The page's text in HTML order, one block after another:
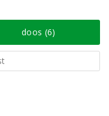
doos (6)